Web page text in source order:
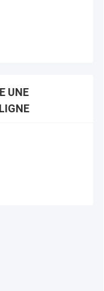
UNE